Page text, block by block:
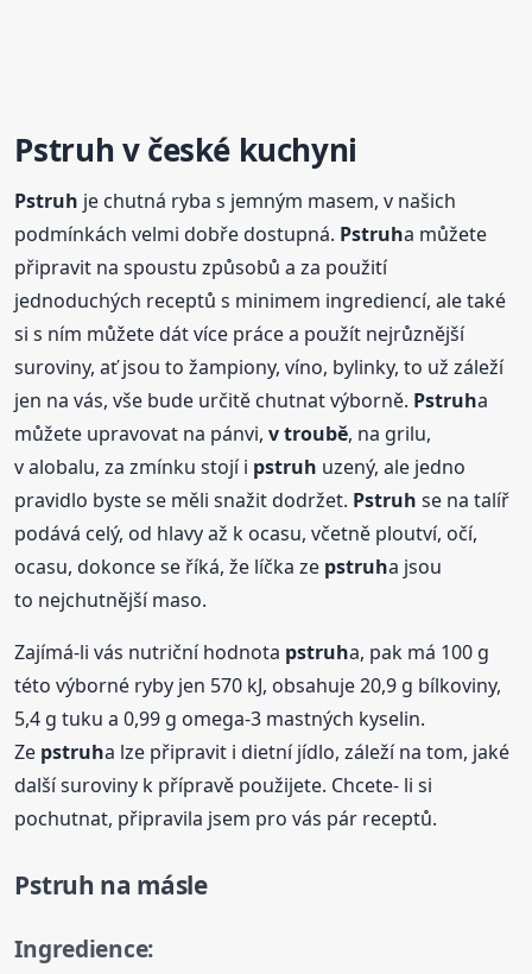
Pstruhv české kuchyni
Pstruh je chutná ryba s jemným masem, v našich
podmínkách velmi dobře dostupná. Pstruha můžete
připravit na spoustu způsobů a za použití
jednoduchých receptů s minimem ingrediencí, ale také
si s ním můžete dát více práce a použít nejrůznější
suroviny, ať jsou to žampiony, víno, bylinky, to už záleží
jen na vás, vše bude určitě chutnat výborně. Pstruha
můžete upravovat na pánvi,v troubě, na grilu,
v alobalu, za zmínku stojí i pstruh uzený, ale jedno
pravidlo byste se měli snažit dodržet. Pstruh se na talíř
podává celý, od hlavy až k ocasu, včetně ploutví, očí,
ocasu, dokonce se říká, že líčka ze pstruha jsou
to nejchutnější maso.
Zajímá-li vás nutriční hodnota pstruha, pak má 100 g
této výborné ryby jen 570 kJ, obsahuje 20,9 g bílkoviny,
5,4 g tuku a 0,99 g omega-3 mastných kyselin.
Ze pstruha lze připravit i dietní jídlo, záleží na tom, jaké
další suroviny k přípravě použijete. Chcete- li si
pochutnat, připravila jsem pro vás pár receptů.
Pstruh na másle
Ingredience: